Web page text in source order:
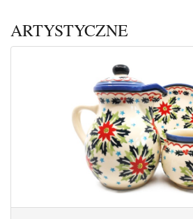
ARTYSTYCZNE